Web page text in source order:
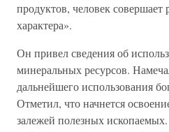
продуктов, человек совершает
характера».
Он привел сведения об
минеральных ресурсов.
дальнейшего использования
Отметил, что начнется
залежей полезных